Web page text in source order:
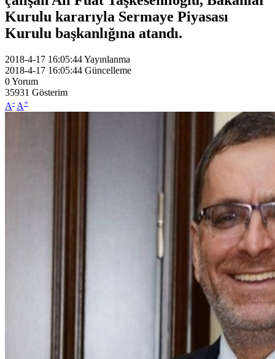
Kurulu kararıyla Sermaye Piyasası
Kurulu başkanlığına atandı.
2018-4-17 16:05:44Yayınlanma
2018-4-17 16:05:44 Güncelleme
0Yorum
35931 Gösterim
A- A+